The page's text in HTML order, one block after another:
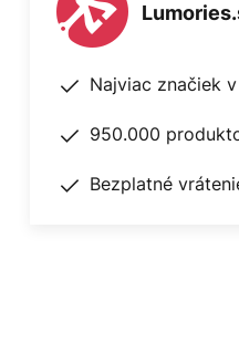
Najviac značiek
950.000
Bezplatné